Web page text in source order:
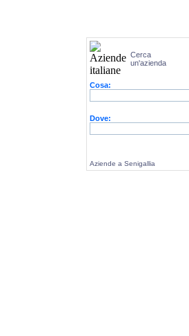
Cerca
un'azienda
Cosa:
Dove:
Aziende a Senigallia